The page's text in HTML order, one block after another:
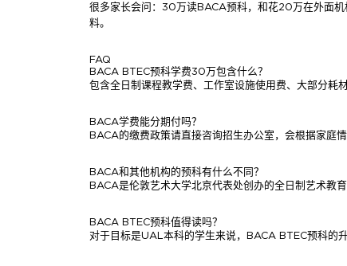
很多家长会问：30万读BACA预科，和花20万在外面
料。
FAQ
BACA BTEC预科学费30万包含什么？
包含全日制课程教学费、工作室设施使用费、大部分耗
BACA学费能分期付吗？
BACA的缴费政策请直接咨询招生办公室，会根据家庭情
BACA和其他机构的预科有什么不同？
BACA是伦敦艺术大学北京代表处创办的全日制艺术教
BACA BTEC预科值得读吗？
对于目标是UAL本科的学生来说，BACA BTEC预科的